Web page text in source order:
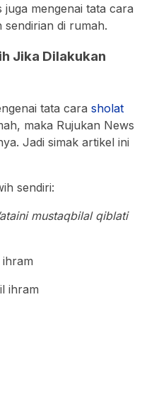
mengenai tata cara
sendirian di rumah.
Jika Dilakukan
tata cara sholat
maka Rujukan News
Jadi simak artikel ini
sendiri:
mustaqbilal qiblati
ihram